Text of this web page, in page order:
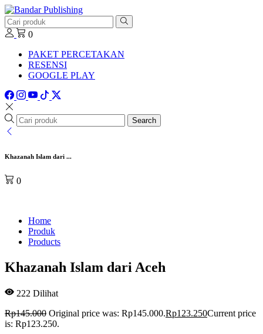
0
PAKET PERCETAKAN
RESENSI
GOOGLE PLAY
Search
Khazanah Islam dari ...
0
Home
Produk
Products
Khazanah Islam dari Aceh
222 Dilihat
Rp145.000 Original price was: Rp145.000.Rp123.250Current price
is: Rp123.250.